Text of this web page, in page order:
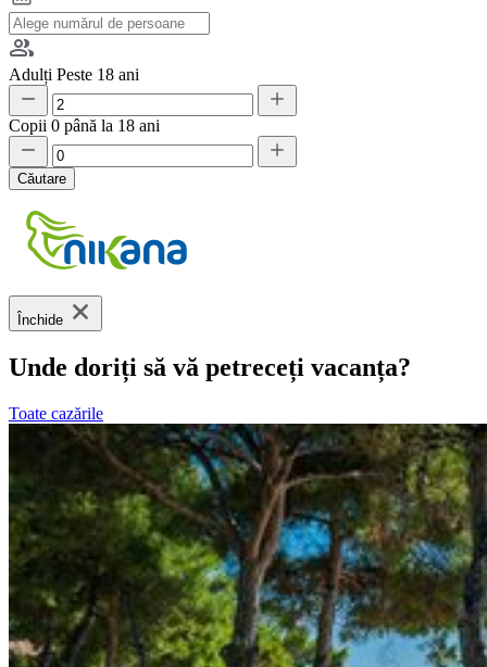
Adulți Peste 18 ani
Copii 0 până la 18 ani
Căutare
Închide
Unde doriți să vă petreceți vacanța?
Toate cazările